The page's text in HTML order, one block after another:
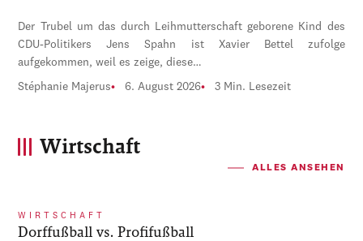
Der Trubel um das durch Leihmutterschaft geborene Kind des
CDU-Politikers Jens Spahn ist Xavier Bettel zufolge
aufgekommen, weil es zeige, diese…
Stéphanie Majerus 6. August 2026 3 Min. Lesezeit
Wirtschaft
ALLES ANSEHEN
WIRTSCHAFT
Dorffußball vs. Profifußball